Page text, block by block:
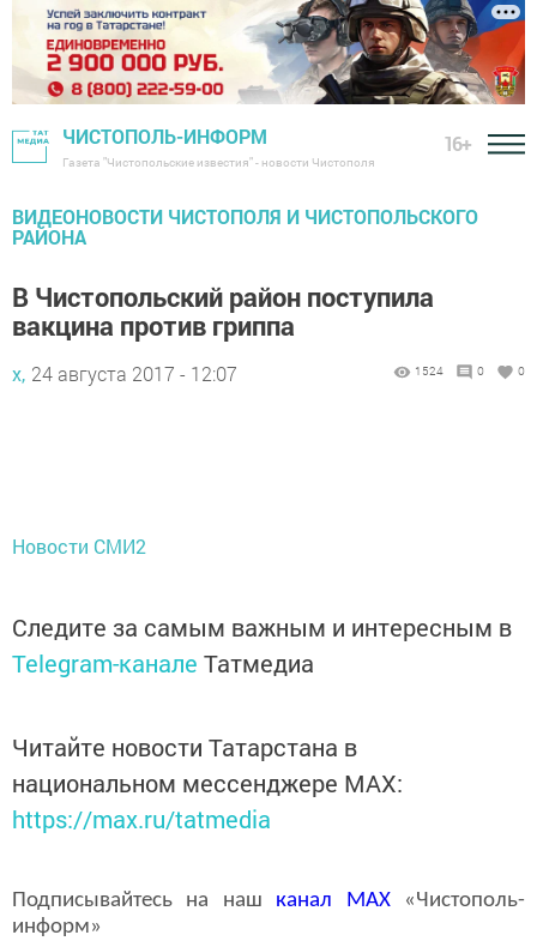
ЧИСТОПОЛЬ-ИНФОРМ
Газета "Чистопольские известия" - новости Чистополя
16+
ВИДЕОНОВОСТИ ЧИСТОПОЛЯ И ЧИСТОПОЛЬСКОГО
РАЙОНА
В Чистопольский район поступила
вакцина против гриппа
х, 24 августа 2017 - 12:07 1524 0 0
Новости СМИ2
Следите за самым важным и интересным в
Telegram-канале Татмедиа
Читайте новости Татарстана в
национальном мессенджере MАХ:
https://max.ru/tatmedia
Подписывайтесь на наш канал MAX«Чистополь-
информ»